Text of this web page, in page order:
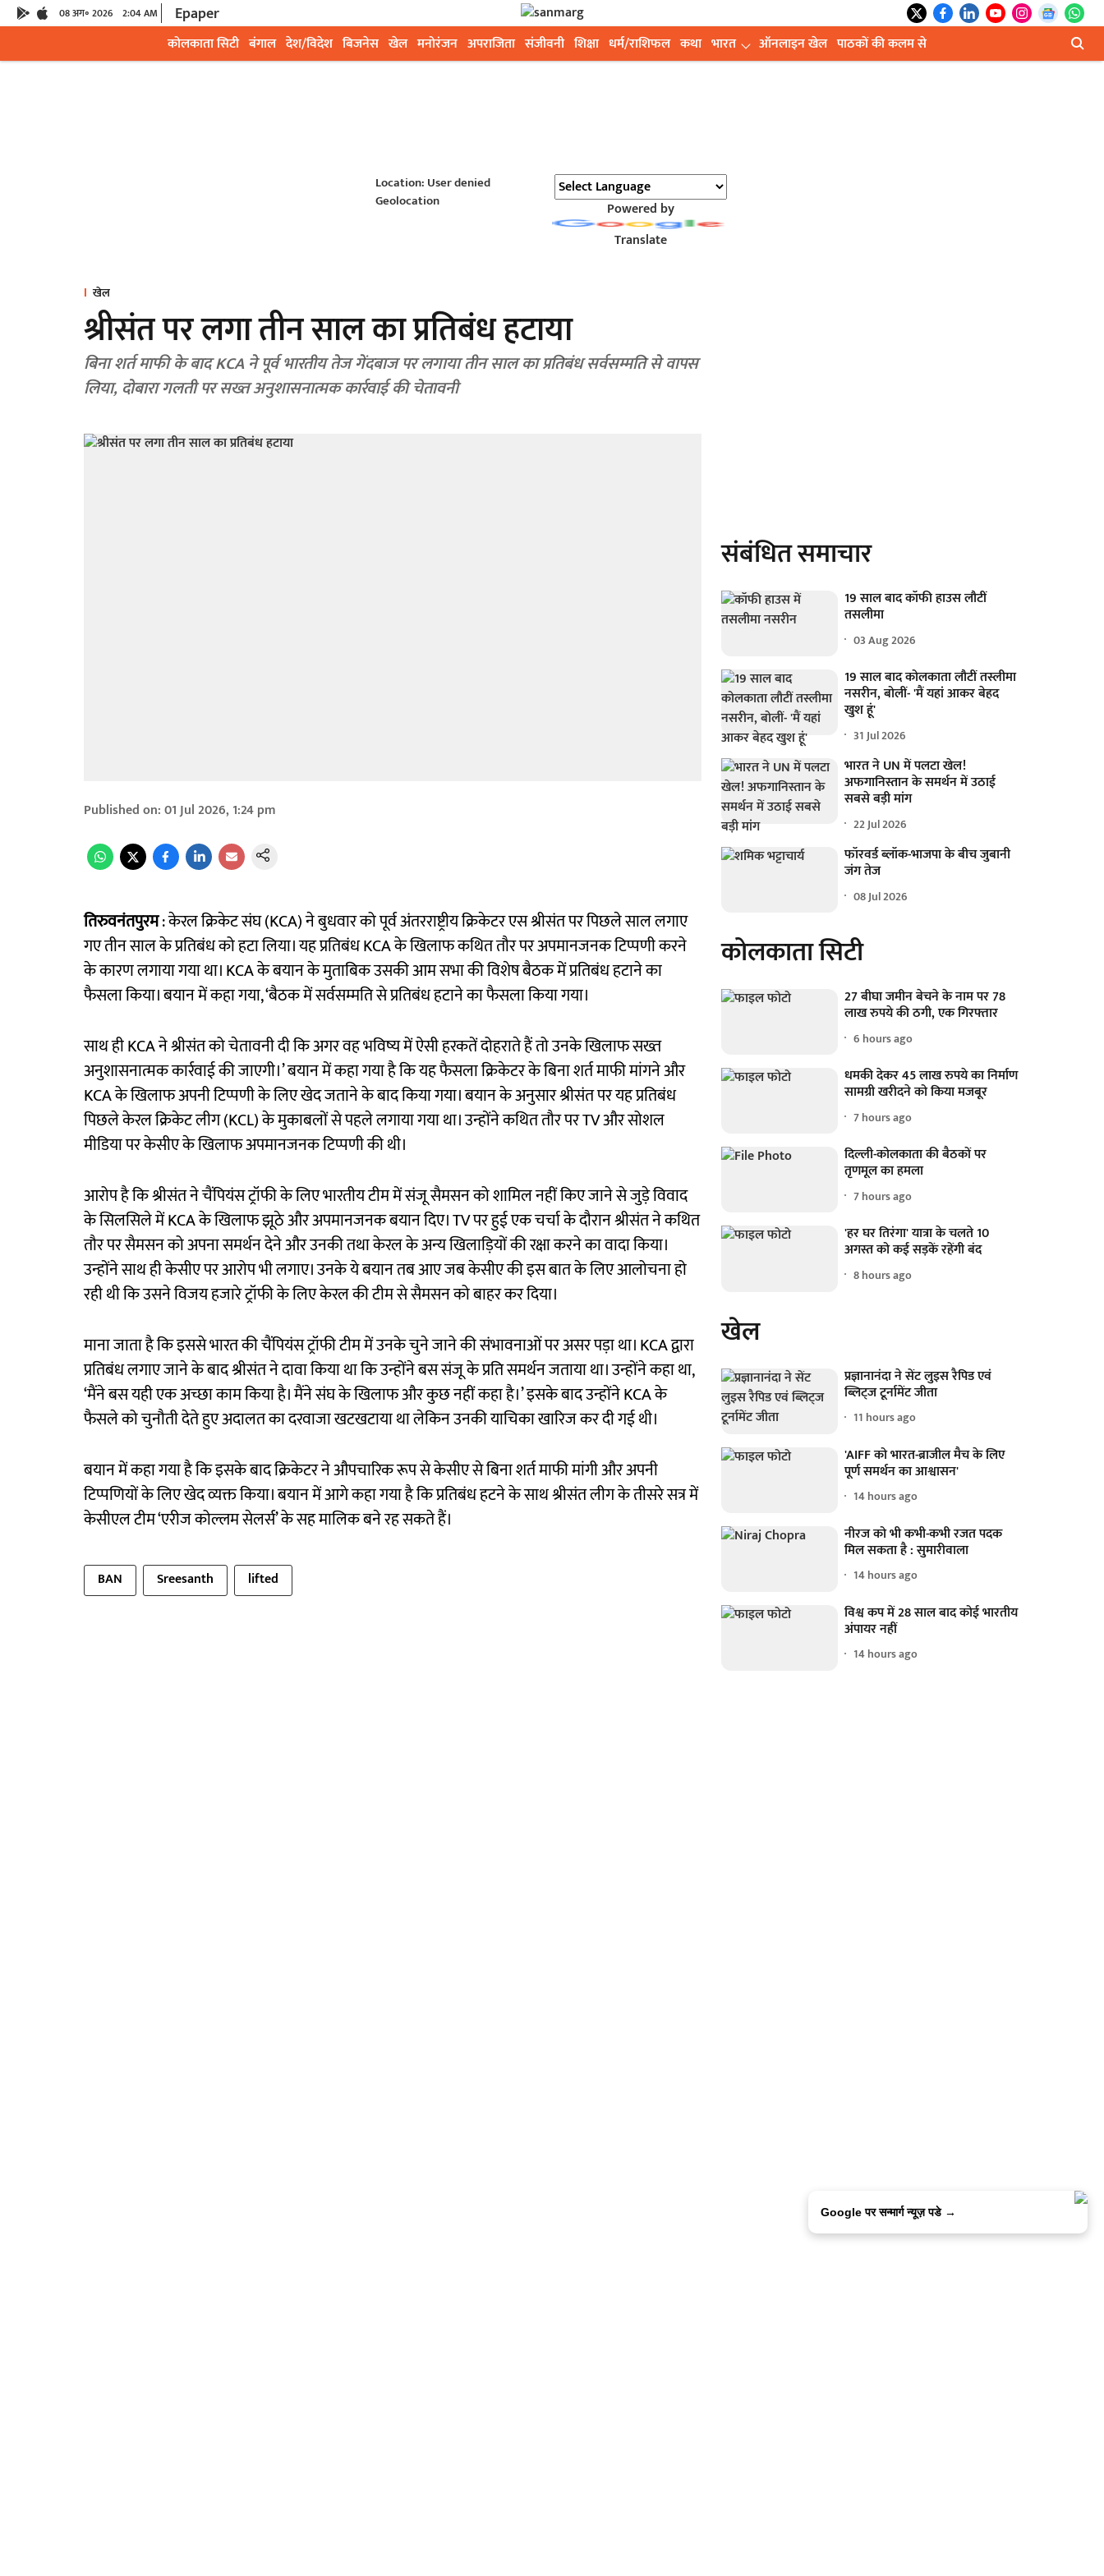
08 अग॰ 2026 2:04 AM Epaper
कोलकाता सिटी बंगाल देश/विदेश बिजनेस खेल मनोरंजन अपराजिता संजीवनी शिक्षा धर्म/राशिफल कथा भारत ऑनलाइन खेल पाठकों की कलम से
Location: User denied
Geolocation
Powered by
Translate
खेल
श्रीसंत पर लगा तीन साल का प्रतिबंध हटाया
बिना शर्त माफी के बाद KCA ने पूर्व भारतीय तेज गेंदबाज पर लगाया तीन साल का प्रतिबंध सर्वसम्मति से वापस
लिया, दोबारा गलती पर सख्त अनुशासनात्मक कार्रवाई की चेतावनी
Published on:01 Jul 2026, 1:24 pm
तिरुवनंतपुरम: केरल क्रिकेट संघ (KCA) ने बुधवार को पूर्व अंतरराष्ट्रीय क्रिकेटर एस श्रीसंत पर पिछले साल लगाए
गए तीन साल के प्रतिबंध को हटा लिया। यह प्रतिबंध KCA के खिलाफ कथित तौर पर अपमानजनक टिप्पणी करने
के कारण लगाया गया था। KCA के बयान के मुताबिक उसकी आम सभा की विशेष बैठक में प्रतिबंध हटाने का
फैसला किया। बयान में कहा गया, ‘बैठक में सर्वसम्मति से प्रतिबंध हटाने का फैसला किया गया।
साथ ही KCA ने श्रीसंत को चेतावनी दी कि अगर वह भविष्य में ऐसी हरकतें दोहराते हैं तो उनके खिलाफ सख्त
अनुशासनात्मक कार्रवाई की जाएगी।’ बयान में कहा गया है कि यह फैसला क्रिकेटर के बिना शर्त माफी मांगने और
KCA के खिलाफ अपनी टिप्पणी के लिए खेद जताने के बाद किया गया। बयान के अनुसार श्रीसंत पर यह प्रतिबंध
पिछले केरल क्रिकेट लीग (KCL) के मुकाबलों से पहले लगाया गया था। उन्होंने कथित तौर पर TV और सोशल
मीडिया पर केसीए के खिलाफ अपमानजनक टिप्पणी की थी।
आरोप है कि श्रीसंत ने चैंपियंस ट्रॉफी के लिए भारतीय टीम में संजू सैमसन को शामिल नहीं किए जाने से जुड़े विवाद
के सिलसिले में KCA के खिलाफ झूठे और अपमानजनक बयान दिए। TV पर हुई एक चर्चा के दौरान श्रीसंत ने कथित
तौर पर सैमसन को अपना समर्थन देने और उनकी तथा केरल के अन्य खिलाड़ियों की रक्षा करने का वादा किया।
उन्होंने साथ ही केसीए पर आरोप भी लगाए। उनके ये बयान तब आए जब केसीए की इस बात के लिए आलोचना हो
रही थी कि उसने विजय हजारे ट्रॉफी के लिए केरल की टीम से सैमसन को बाहर कर दिया।
माना जाता है कि इससे भारत की चैंपियंस ट्रॉफी टीम में उनके चुने जाने की संभावनाओं पर असर पड़ा था। KCA द्वारा
प्रतिबंध लगाए जाने के बाद श्रीसंत ने दावा किया था कि उन्होंने बस संजू के प्रति समर्थन जताया था। उन्होंने कहा था,
‘मैंने बस यही एक अच्छा काम किया है। मैंने संघ के खिलाफ और कुछ नहीं कहा है।’ इसके बाद उन्होंने KCA के
फैसले को चुनौती देते हुए अदालत का दरवाजा खटखटाया था लेकिन उनकी याचिका खारिज कर दी गई थी।
बयान में कहा गया है कि इसके बाद क्रिकेटर ने औपचारिक रूप से केसीए से बिना शर्त माफी मांगी और अपनी
टिप्पणियों के लिए खेद व्यक्त किया। बयान में आगे कहा गया है कि प्रतिबंध हटने के साथ श्रीसंत लीग के तीसरे सत्र में
केसीएल टीम ‘एरीज कोल्लम सेलर्स’ के सह मालिक बने रह सकते हैं।
BAN Sreesanth lifted
संबंधित समाचार
19 साल बाद कॉफी हाउस लौटीं
तसलीमा
03 Aug 2026
19 साल बाद कोलकाता लौटीं तस्लीमा
नसरीन, बोलीं- 'मैं यहां आकर बेहद
खुश हूं'
31 Jul 2026
भारत ने UN में पलटा खेल!
अफगानिस्तान के समर्थन में उठाई
सबसे बड़ी मांग
22 Jul 2026
फॉरवर्ड ब्लॉक-भाजपा के बीच जुबानी
जंग तेज
08 Jul 2026
कोलकाता सिटी
27 बीघा जमीन बेचने के नाम पर 78
लाख रुपये की ठगी, एक गिरफ्तार
6 hours ago
धमकी देकर 45 लाख रुपये का निर्माण
सामग्री खरीदने को किया मजबूर
7 hours ago
दिल्ली-कोलकाता की बैठकों पर
तृणमूल का हमला
7 hours ago
'हर घर तिरंगा' यात्रा के चलते 10
अगस्त को कई सड़कें रहेंगी बंद
8 hours ago
खेल
प्रज्ञानानंदा ने सेंट लुइस रैपिड एवं
ब्लिट्ज टूर्नामेंट जीता
11 hours ago
'AIFF को भारत-ब्राजील मैच के लिए
पूर्ण समर्थन का आश्वासन'
14 hours ago
नीरज को भी कभी-कभी रजत पदक
मिल सकता है : सुमारीवाला
14 hours ago
विश्व कप में 28 साल बाद कोई भारतीय
अंपायर नहीं
14 hours ago
Google पर सन्मार्ग न्यूज़ पडे →